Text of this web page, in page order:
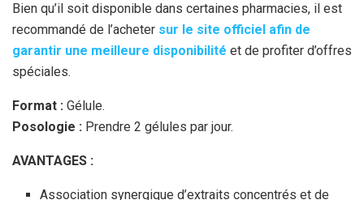
Bien qu’il soit disponible dans certaines pharmacies, il est
recommandé de l’acheter sur le site officiel afin de
garantir une meilleure disponibilité et de profiter d’offres
spéciales.
Format : Gélule.
Posologie : Prendre 2 gélules par jour.
AVANTAGES :
Association synergique d’extraits concentrés et de